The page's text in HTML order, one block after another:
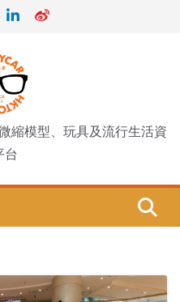
縮模型、玩具及流行生活資
台